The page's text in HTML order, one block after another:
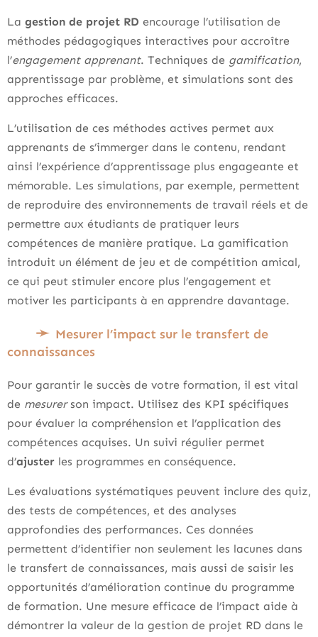
La gestion de projet RD encourage l’utilisation de
méthodes pédagogiques interactives pour accroître
l’engagement apprenant. Techniques de gamification,
apprentissage par problème, et simulations sont des
approches efficaces.
L’utilisation de ces méthodes actives permet aux
apprenants de s’immerger dans le contenu, rendant
ainsi l’expérience d’apprentissage plus engageante et
mémorable. Les simulations, par exemple, permettent
de reproduire des environnements de travail réels et de
permettre aux étudiants de pratiquer leurs
compétences de manière pratique. La gamification
introduit un élément de jeu et de compétition amical,
ce qui peut stimuler encore plus l’engagement et
motiver les participants à en apprendre davantage.
Mesurer l’impact sur le transfert de
connaissances
Pour garantir le succès de votre formation, il est vital
de mesurerson impact. Utilisez des KPI spécifiques
pour évaluer la compréhension et l’application des
compétences acquises. Un suivi régulier permet
d’ajuster les programmes en conséquence.
Les évaluations systématiques peuvent inclure des quiz,
des tests de compétences, et des analyses
approfondies des performances. Ces données
permettent d’identifier non seulement les lacunes dans
le transfert de connaissances, mais aussi de saisir les
opportunités d’amélioration continue du programme
de formation. Une mesure efficace de l’impact aide à
démontrer la valeur de la gestion de projet RD dans le